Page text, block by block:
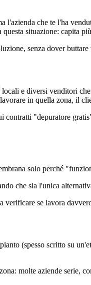
l'azienda che te l'ha
situazione: capita
senza dover
e diversi venditori
in quella zona, il
contratti "depuratore
solo perché
che sia l'unica
se lavora
(spesso scritto su
molte aziende